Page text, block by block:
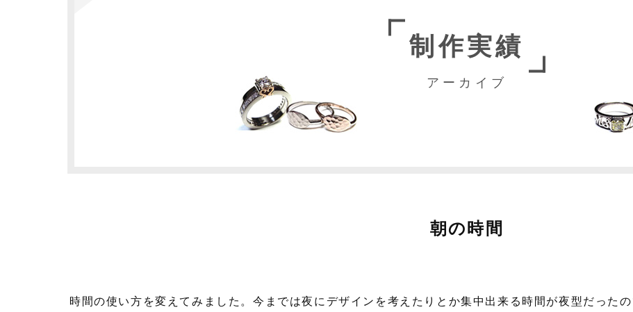
制作実績
アーカイブ
朝の時間
時間の使い方を変えてみました。今までは夜にデザインを考えたりとか集中出来る時間が夜型だった